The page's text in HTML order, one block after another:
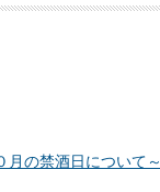
月の禁酒日について～